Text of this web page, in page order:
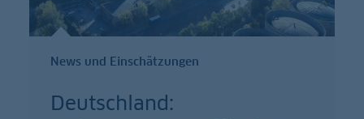
News und Einschätzungen
Deutschland: